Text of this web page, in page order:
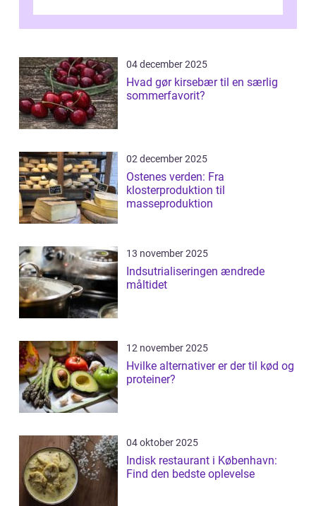
04 december 2025
Hvad gør kirsebær til en særlig
sommerfavorit?
02 december 2025
Ostenes verden: Fra
klosterproduktion til
masseproduktion
13 november 2025
Indsutrialiseringen ændrede
måltidet
12 november 2025
Hvilke alternativer er der til kød og
proteiner?
04 oktober 2025
Indisk restaurant i København:
Find den bedste oplevelse